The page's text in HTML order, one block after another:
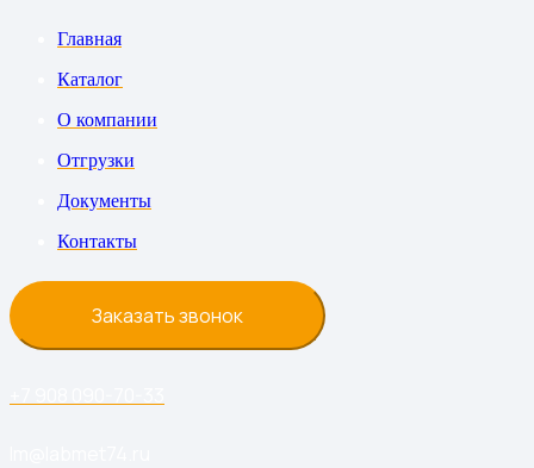
Главная
Каталог
О компании
Отгрузки
Документы
Контакты
Заказать звонок